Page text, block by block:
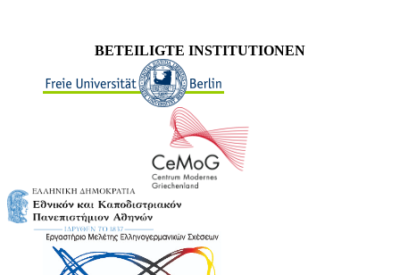
BETEILIGTE INSTITUTIONEN